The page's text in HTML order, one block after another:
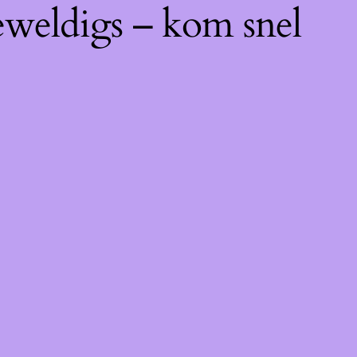
– kom snel